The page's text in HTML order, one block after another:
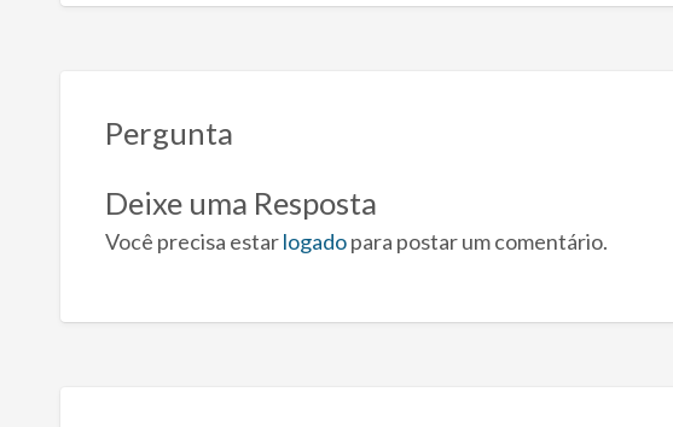
Pergunta
Deixe uma Resposta
Você precisa estarlogadopara postar um comentário.